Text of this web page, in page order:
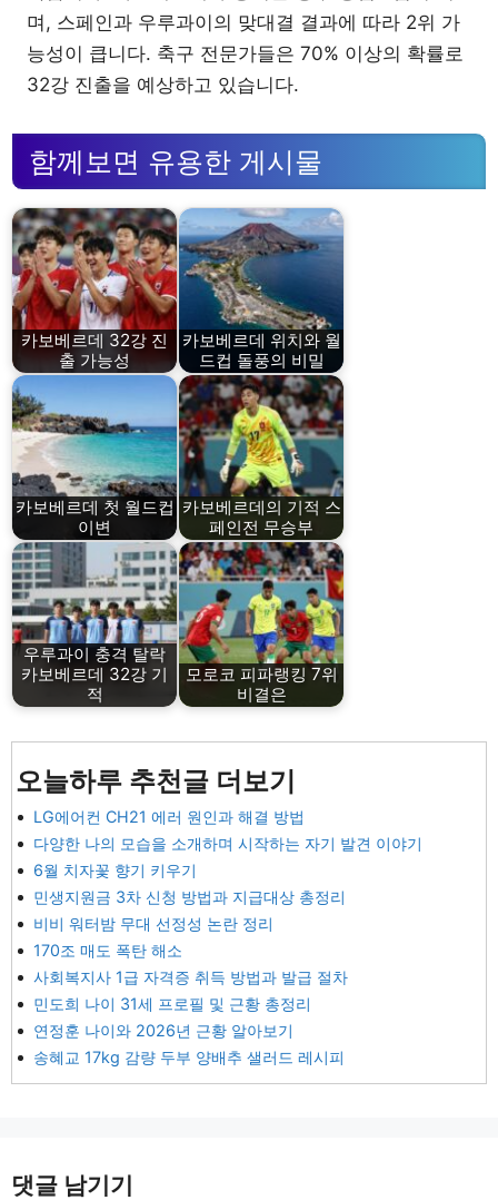
며, 스페인과 우루과이의 맞대결 결과에 따라 2위 가
능성이 큽니다. 축구 전문가들은 70% 이상의 확률로
32강 진출을 예상하고 있습니다.
함께보면 유용한 게시물
카보베르데 32강 진
출 가능성
카보베르데 위치와 월
드컵 돌풍의 비밀
카보베르데 첫 월드컵
이변
카보베르데의 기적 스
페인전 무승부
우루과이 충격 탈락
카보베르데 32강 기
적
모로코 피파랭킹 7위
비결은
오늘하루 추천글 더보기
LG에어컨 CH21 에러 원인과 해결 방법
다양한 나의 모습을 소개하며 시작하는 자기 발견 이야기
6월 치자꽃 향기 키우기
민생지원금 3차 신청 방법과 지급대상 총정리
비비 워터밤 무대 선정성 논란 정리
170조 매도 폭탄 해소
사회복지사 1급 자격증 취득 방법과 발급 절차
민도희 나이 31세 프로필 및 근황 총정리
연정훈 나이와 2026년 근황 알아보기
송혜교 17kg 감량 두부 양배추 샐러드 레시피
댓글 남기기